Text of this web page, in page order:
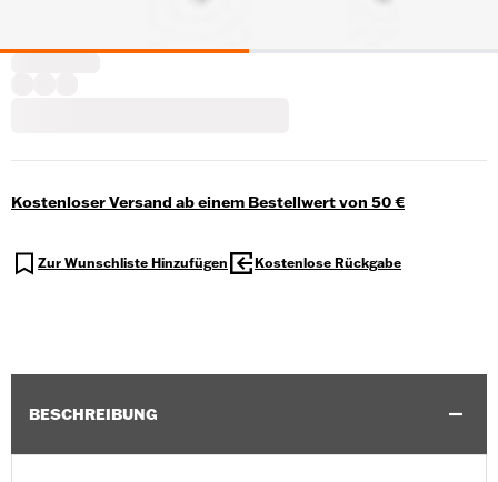
Kostenloser Versand ab einem Bestellwert von 50 €
Zur Wunschliste Hinzufügen Kostenlose Rückgabe
BESCHREIBUNG